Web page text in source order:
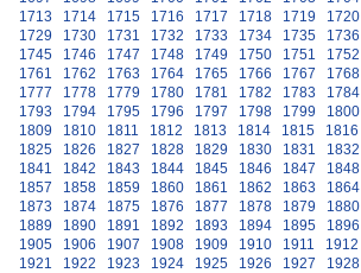
1713
1714 1715 1716 1717 1718 1719 1720
1729
1730 1731 1732 1733 1734 1735 1736
1745
1746 1747 1748 1749 1750 1751 1752
1761
1762 1763 1764 1765 1766 1767 1768
1777
1778 1779 1780 1781 1782 1783 1784
1793
1794 1795 1796 1797 1798 1799 1800
1809
1810 1811 1812 1813 1814 1815 1816
1825
1826 1827 1828 1829 1830 1831 1832
1841
1842 1843 1844 1845 1846 1847 1848
1857
1858 1859 1860 1861 1862 1863 1864
1873
1874 1875 1876 1877 1878 1879 1880
1889
1890 1891 1892 1893 1894 1895 1896
1905
1906 1907 1908 1909 1910 1911 1912
1921
1922 1923 1924 1925 1926 1927 1928